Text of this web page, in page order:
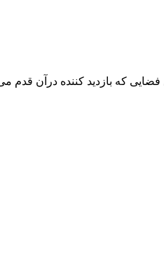
فضایی که بازدید کننده درآن